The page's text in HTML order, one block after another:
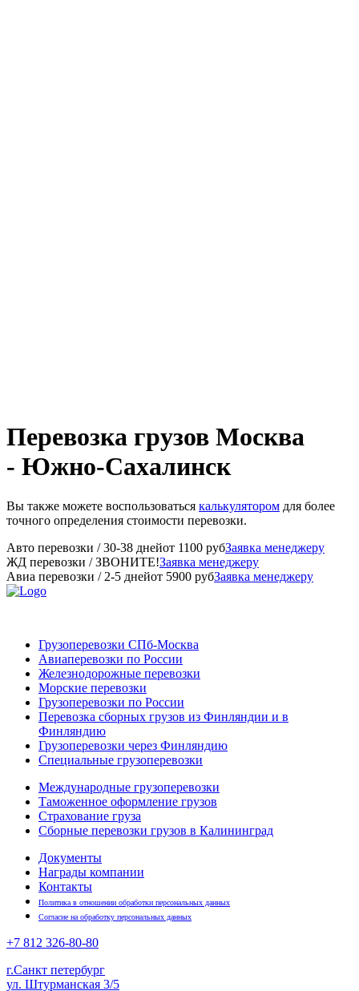
Перевозка грузов Москва
- Южно-Сахалинск
Вы также можете воспользоваться калькулятором для более
точного определения стоимости перевозки.
Авто перевозки / 30-38 днейот 1100 рубЗаявка менеджеру
ЖД перевозки / ЗВОНИТЕ!Заявка менеджеру
Авиа перевозки / 2-5 днейот 5900 рубЗаявка менеджеру
Грузоперевозки СПб-Москва
Авиаперевозки по России
Железнодорожные перевозки
Морские перевозки
Грузоперевозки по России
Перевозка сборных грузов из Финляндии и в
Финляндию
Грузоперевозки через Финляндию
Специальные грузоперевозки
Международные грузоперевозки
Таможенное оформление грузов
Страхование груза
Сборные перевозки грузов в Калининград
Документы
Награды компании
Контакты
Политика в отношении обработки персональных данных
Согласие на обработку персональных данных
+7 812 326-80-80
г.Санкт петербург
ул. Штурманская 3/5